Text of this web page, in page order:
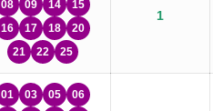
08
09 14
15
16
17 18
20
21
22 25
1
01 03 05
06